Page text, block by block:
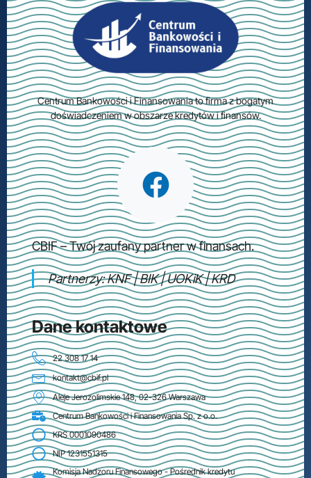
Centrum Bankowości i Finansowania to firma z bogatym
doświadczeniem w obszarze kredytów i finansów.
CBIF – Twój zaufany partner w finansach.
Partnerzy:KNF|BIK|UOKiK | KRD
Dane kontaktowe
22 308 17 14
kontakt@cbif.pl
Aleje Jerozolimskie 148, 02-326 Warszawa
Centrum Bankowości i Finansowania Sp. z o.o.
KRS 0001090486
NIP 1231551315
Komisja Nadzoru Finansowego - Pośrednik kredytu